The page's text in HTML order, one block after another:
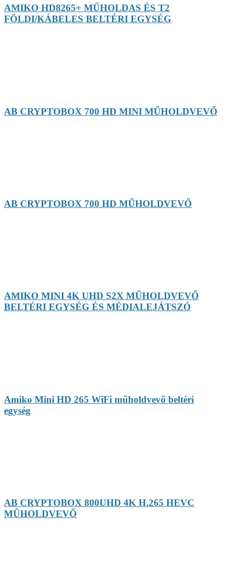
AMIKO HD8265+ MŰHOLDAS ÉS T2
FÖLDI/KÁBELES BELTÉRI EGYSÉG
AB CRYPTOBOX 700 HD MINI MŰHOLDVEVŐ
AB CRYPTOBOX 700 HD MŰHOLDVEVŐ
AMIKO MINI 4K UHD S2X MŰHOLDVEVŐ
BELTÉRI EGYSÉG ÉS MÉDIALEJÁTSZÓ
Amiko Mini HD 265 WiFi műholdvevő beltéri
egység
AB CRYPTOBOX 800UHD 4K H.265 HEVC
MŰHOLDVEVŐ